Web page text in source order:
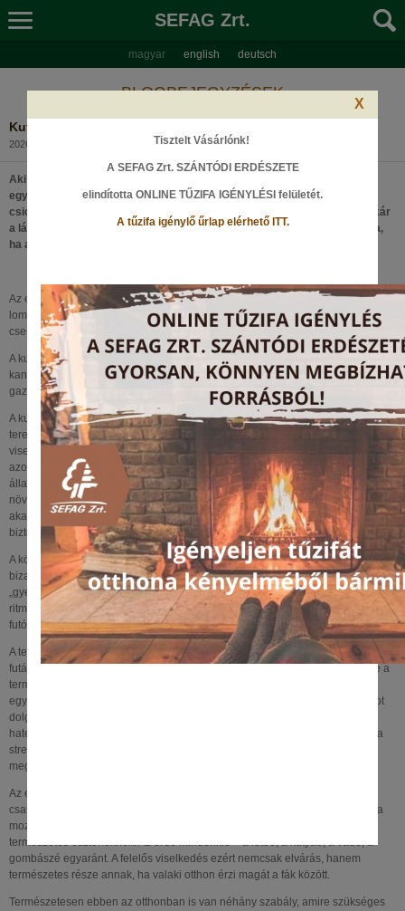
SEFAG Zrt.
magyar english deutsch
BLOGBEJEGYZÉSEK
Kutyával az erdei ösvényeken
2026. január 9., Péntek
Aki próbálta már, tudja, erdőben futni semmihez sem fogható. Az
egyenetlen talaj, a tiszta levegő, a lombokon átszűrődő fény, a madarak
csicsergése teljesen más érzést kelt, mintha a városi aszfalton, vagy akár
a lábnak előnyös futópályán rójuk a kilométereket. Az pedig maga csoda,
ha a kutyánk is velünk tart.
Az egyenetlen talaj puhább, a levegő páradúsabb, tisztább és hűvösebb, a
lombokon átszűrődő fény, a madarak koncertje simogatja a lelket, télen pedig a
csendes neszek és a letisztult erdei látvány adnak sajátos hangulatot.
A kutya pedig ebben a világban van igazán otthon – ösztönösen tudja, merre
kanyarodjon, hol érdemes megállni egy pillanatra, mikor kell visszanézni a
gazdára.
A kutyák számára a futás mentális levezetés is. A rendszeres, változatos
terepen végzett mozgás javítja az izmok és ízületek állapotát, és csökkenti a
viselkedési problémák esélyét, amelyeket a mozgáshiány okoz. Nem mindegy
azonban, milyen kutya indul el velünk: a kor, a testfelépítés és az egészségi
állapot határozza meg, mennyi és milyen intenzitású mozgás javasolt. Fiatal,
növésben lévő kutyával még nem tanácsos hosszabb távokat futni. Ha biztosra
akarunk menni, nem árt az állatorvossal is megbeszélni, milyen terhelést bír
biztonságosan a kutya.
A közös mozgás élménye erősíti a kutya és az ember közti kapcsolatot. A
bizalom a mozdulatokban születik meg: a póráz enyhe feszülése, egy halk
„gyere”, egy visszapillantás. A futás alatt nincs szükség hosszú parancsokra – a
ritmus maga a párbeszéd. Ez a csendes együttműködés az, amit sok kutyás
futó a legnagyobb ajándéknak tart.
A természetben végzett mozgás hatása ma már kutatásokkal is igazolt tény. A
futás jól ismert módja a szív- és érrendszeri állóképesség fejlesztésének, de a
természetben végzett mozgás számos más előnnyel jár. A fák között futni
egyszerre fizikai és mentális felüdülés: a változó terep egy időben több izmot
dolgoztat meg, miközben az agy pihen, a mentális regeneráció pedig
hatékonyabb, mert a természetes környezet csökkenti a vérnyomást, illetve a
stressz-szintet és segíti a koncentrációt. A futók pulzusa hamarabb
megnyugszik.
Az erdő színei, illatai és hangjai mind hozzájárulnak ahhoz, hogy a futás ne
csak sport, hanem lelki pihenés is legyen. Kutyáknál ez ugyanígy működik: a
mozgás oldja a feszültséget, a szorongást, és egészséges teret ad a
természetes ösztönöknek. Az erdő mindenkié – a futóé, a kutyáé, a vadé, a
gombászé egyaránt. A felelős viselkedés ezért nemcsak elvárás, hanem
természetes része annak, ha valaki otthon érzi magát a fák között.
Természetesen ebben az otthonban is van néhány szabály, amire szükséges
X
Tisztelt Vásárlónk!
A SEFAG Zrt. SZÁNTÓDI ERDÉSZETE
elindította ONLINE TŰZIFA IGÉNYLÉSI felületét.
A tűzifa igénylő űrlap elérhető ITT.